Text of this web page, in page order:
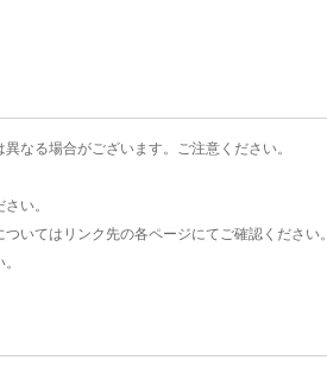
なる場合がございます。ご注意ください。
い。
いてはリンク先の各ページにてご確認ください。